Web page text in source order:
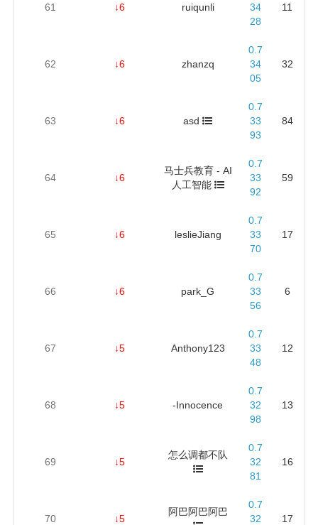
61 ↓6 ruiqunli
34
28
11
62 ↓6 zhanzq
0.7
34
05
32
63 ↓6 asd
0.7
33
93
84
64 ↓6
马士兵教育 - AI
人工智能
0.7
33
92
59
65 ↓6 leslieJiang
0.7
33
70
17
66 ↓6 park_G
0.7
33
56
6
67 ↓5 Anthony123
0.7
33
48
12
68 ↓5 -Innocence
0.7
32
98
13
69 ↓5
怎么调都不队
0.7
32
81
16
70 ↓5
阿巴阿巴阿巴
0.7
32
17